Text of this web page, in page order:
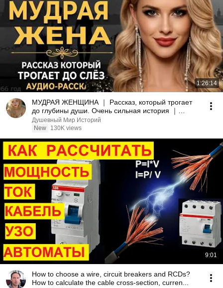
1:26:14
МУДРАЯ ЖЕНЩИНА ｜ Рассказ, который трогает
до глубины души. Очень сильная история ｜
Аудио рассказ.
Душевный Мир Историй
New
130K views
9:01
How to choose a wire, circuit breakers and RCDs?
How to calculate the cable cross-section, curren...